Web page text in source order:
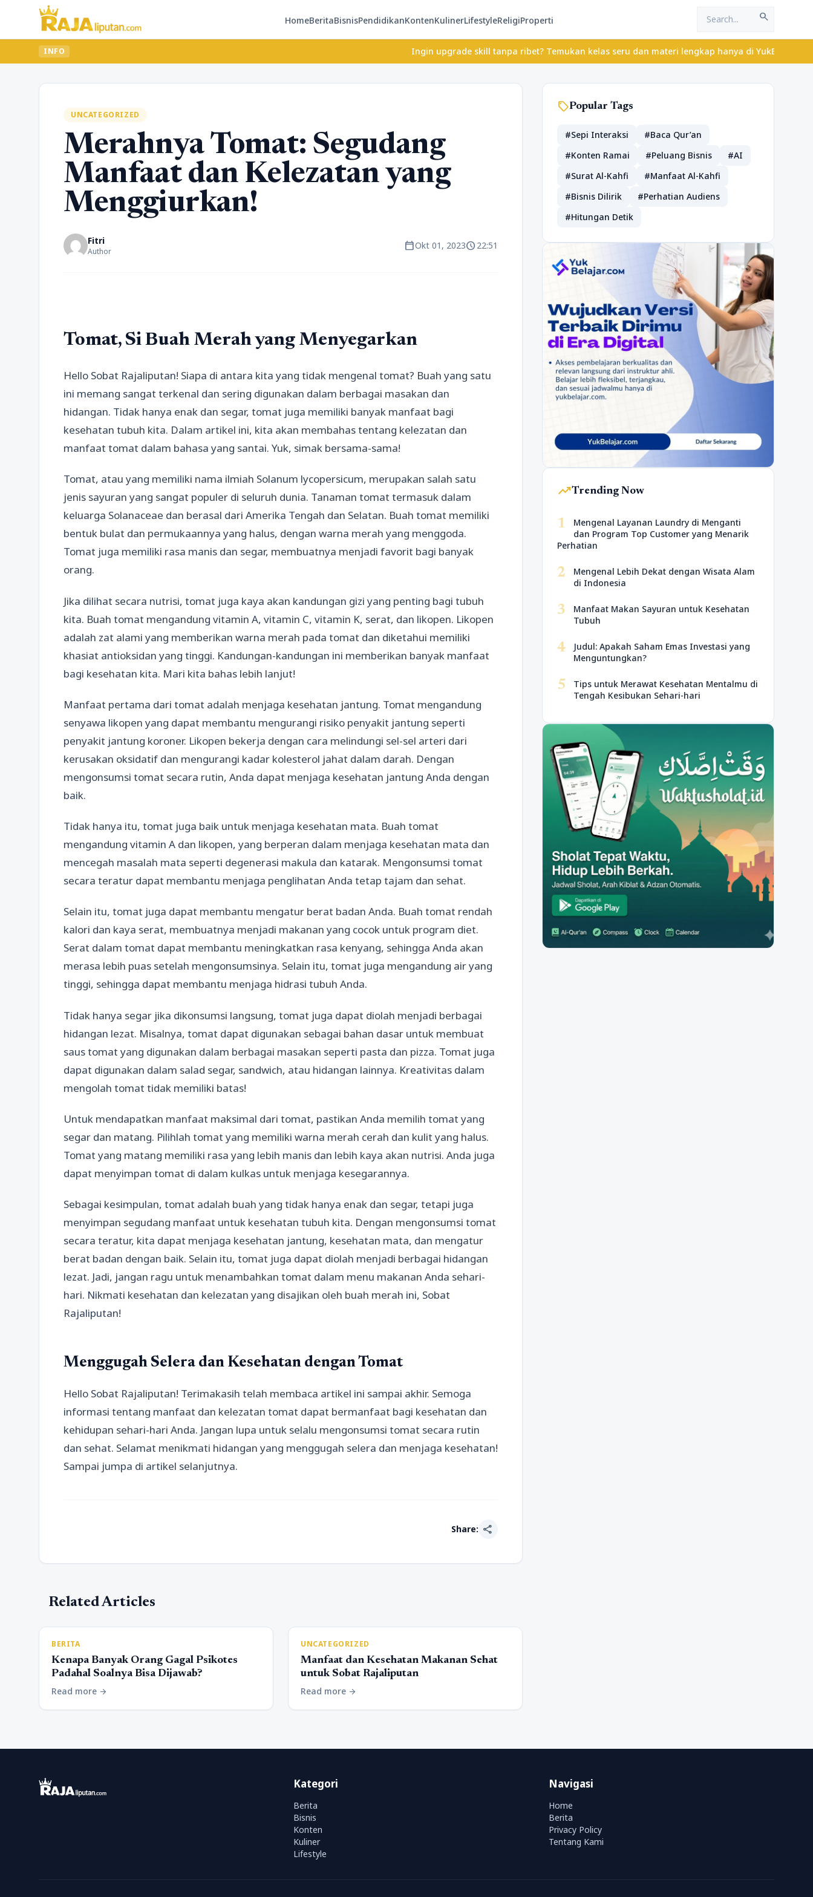
HomeBeritaBisnisPendidikanKontenKulinerLifestyleReligiProperti search
INFO Ingin upgrade skill tanpa ribet? Temukan kelas seru dan materi lengkap hanya di YukBelajar.com.
UNCATEGORIZED
Merahnya Tomat: Segudang
Manfaat dan Kelezatan yang
Menggiurkan!
Fitri
Author calendar_todayOkt 01, 2023schedule22:51
Tomat, Si Buah Merah yang Menyegarkan
Hello Sobat Rajaliputan! Siapa di antara kita yang tidak mengenal tomat? Buah yang satu
ini memang sangat terkenal dan sering digunakan dalam berbagai masakan dan
hidangan. Tidak hanya enak dan segar, tomat juga memiliki banyak manfaat bagi
kesehatan tubuh kita. Dalam artikel ini, kita akan membahas tentang kelezatan dan
manfaat tomat dalam bahasa yang santai. Yuk, simak bersama-sama!
Tomat, atau yang memiliki nama ilmiah Solanum lycopersicum, merupakan salah satu
jenis sayuran yang sangat populer di seluruh dunia. Tanaman tomat termasuk dalam
keluarga Solanaceae dan berasal dari Amerika Tengah dan Selatan. Buah tomat memiliki
bentuk bulat dan permukaannya yang halus, dengan warna merah yang menggoda.
Tomat juga memiliki rasa manis dan segar, membuatnya menjadi favorit bagi banyak
orang.
Jika dilihat secara nutrisi, tomat juga kaya akan kandungan gizi yang penting bagi tubuh
kita. Buah tomat mengandung vitamin A, vitamin C, vitamin K, serat, dan likopen. Likopen
adalah zat alami yang memberikan warna merah pada tomat dan diketahui memiliki
khasiat antioksidan yang tinggi. Kandungan-kandungan ini memberikan banyak manfaat
bagi kesehatan kita. Mari kita bahas lebih lanjut!
Manfaat pertama dari tomat adalah menjaga kesehatan jantung. Tomat mengandung
senyawa likopen yang dapat membantu mengurangi risiko penyakit jantung seperti
penyakit jantung koroner. Likopen bekerja dengan cara melindungi sel-sel arteri dari
kerusakan oksidatif dan mengurangi kadar kolesterol jahat dalam darah. Dengan
mengonsumsi tomat secara rutin, Anda dapat menjaga kesehatan jantung Anda dengan
baik.
Tidak hanya itu, tomat juga baik untuk menjaga kesehatan mata. Buah tomat
mengandung vitamin A dan likopen, yang berperan dalam menjaga kesehatan mata dan
mencegah masalah mata seperti degenerasi makula dan katarak. Mengonsumsi tomat
secara teratur dapat membantu menjaga penglihatan Anda tetap tajam dan sehat.
Selain itu, tomat juga dapat membantu mengatur berat badan Anda. Buah tomat rendah
kalori dan kaya serat, membuatnya menjadi makanan yang cocok untuk program diet.
Serat dalam tomat dapat membantu meningkatkan rasa kenyang, sehingga Anda akan
merasa lebih puas setelah mengonsumsinya. Selain itu, tomat juga mengandung air yang
tinggi, sehingga dapat membantu menjaga hidrasi tubuh Anda.
Tidak hanya segar jika dikonsumsi langsung, tomat juga dapat diolah menjadi berbagai
hidangan lezat. Misalnya, tomat dapat digunakan sebagai bahan dasar untuk membuat
saus tomat yang digunakan dalam berbagai masakan seperti pasta dan pizza. Tomat juga
dapat digunakan dalam salad segar, sandwich, atau hidangan lainnya. Kreativitas dalam
mengolah tomat tidak memiliki batas!
Untuk mendapatkan manfaat maksimal dari tomat, pastikan Anda memilih tomat yang
segar dan matang. Pilihlah tomat yang memiliki warna merah cerah dan kulit yang halus.
Tomat yang matang memiliki rasa yang lebih manis dan lebih kaya akan nutrisi. Anda juga
dapat menyimpan tomat di dalam kulkas untuk menjaga kesegarannya.
Sebagai kesimpulan, tomat adalah buah yang tidak hanya enak dan segar, tetapi juga
menyimpan segudang manfaat untuk kesehatan tubuh kita. Dengan mengonsumsi tomat
secara teratur, kita dapat menjaga kesehatan jantung, kesehatan mata, dan mengatur
berat badan dengan baik. Selain itu, tomat juga dapat diolah menjadi berbagai hidangan
lezat. Jadi, jangan ragu untuk menambahkan tomat dalam menu makanan Anda sehari-
hari. Nikmati kesehatan dan kelezatan yang disajikan oleh buah merah ini, Sobat
Rajaliputan!
Menggugah Selera dan Kesehatan dengan Tomat
Hello Sobat Rajaliputan! Terimakasih telah membaca artikel ini sampai akhir. Semoga
informasi tentang manfaat dan kelezatan tomat dapat bermanfaat bagi kesehatan dan
kehidupan sehari-hari Anda. Jangan lupa untuk selalu mengonsumsi tomat secara rutin
dan sehat. Selamat menikmati hidangan yang menggugah selera dan menjaga kesehatan!
Sampai jumpa di artikel selanjutnya.
Share: share
Related Articles
BERITA
Kenapa Banyak Orang Gagal Psikotes
Padahal Soalnya Bisa Dijawab?
Read more arrow_forward
UNCATEGORIZED
Manfaat dan Kesehatan Makanan Sehat
untuk Sobat Rajaliputan
Read more arrow_forward
sellPopular Tags
#Sepi Interaksi
#Baca Qur’an
#Konten Ramai
#Peluang Bisnis
#AI
#Surat Al-Kahfi
#Manfaat Al-Kahfi
#Bisnis Dilirik
#Perhatian Audiens
#Hitungan Detik
trending_upTrending Now
1
Mengenal Layanan Laundry di Menganti
dan Program Top Customer yang Menarik
Perhatian
2
Mengenal Lebih Dekat dengan Wisata Alam
di Indonesia
3
Manfaat Makan Sayuran untuk Kesehatan
Tubuh
4
Judul: Apakah Saham Emas Investasi yang
Menguntungkan?
5
Tips untuk Merawat Kesehatan Mentalmu di
Tengah Kesibukan Sehari-hari
Kategori
Berita
Bisnis
Konten
Kuliner
Lifestyle
Navigasi
Home
Berita
Privacy Policy
Tentang Kami